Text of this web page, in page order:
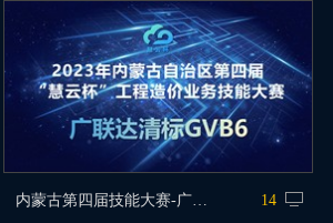
14
内蒙古第四届技能大赛-广联达清标GVB6